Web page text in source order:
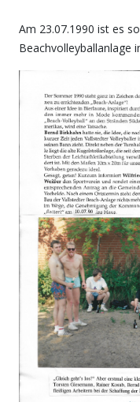
Am 23.07.1990 ist es
Beachvolleyballanlage